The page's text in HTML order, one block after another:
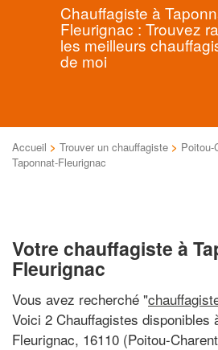
Chauffagiste à
Fleurignac : Trouvez
les meilleurs
de moi
Accueil > Trouver un chauffagiste > Poitou-
Taponnat-Fleurignac
Votre chauffagiste à
Fleurignac
Vous avez recherché "
Voici 2 Chauffagistes disponibles
Fleurignac, 16110 (Poitou-